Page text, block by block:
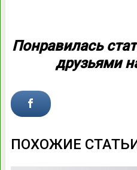
Понравилась
друзьями
ПОХОЖИЕ